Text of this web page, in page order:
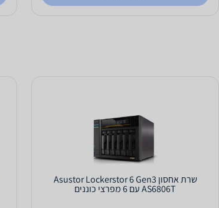
שרת אחסון Asustor Lockerstor 6 Gen3
AS6806T עם 6 מפרצי כוננים